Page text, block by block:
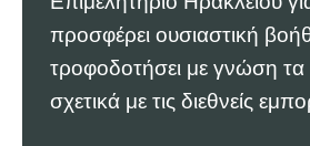
προσφέρει ουσιαστική
τροφοδοτήσει με γνώση τα
σχετικά με τις διεθνείς